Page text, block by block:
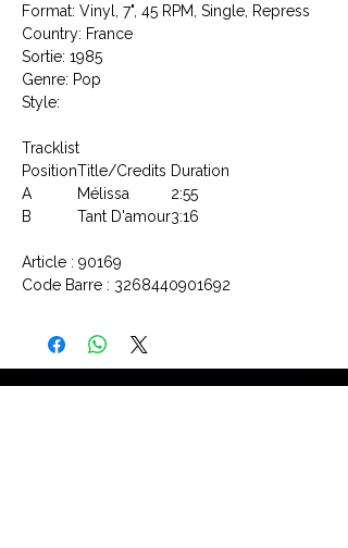
Format: Vinyl, 7", 45 RPM, Single, Repress
Country: France
Sortie: 1985
Genre: Pop
Style:
Tracklist
PositionTitle/Credits Duration
A
Mélissa
2:55
B
Tant D'amour3:16
Article : 90169
Code Barre : 3268440901692